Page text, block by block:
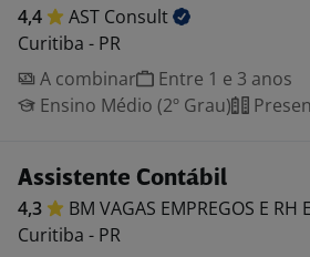
4,4 AST Consult
Curitiba - PR
A combinar
Entre 1 e 3 anos
Ensino Médio (2º Grau)
Assistente Contábil
4,3 BM VAGAS EMPREGOS E RH
Curitiba - PR